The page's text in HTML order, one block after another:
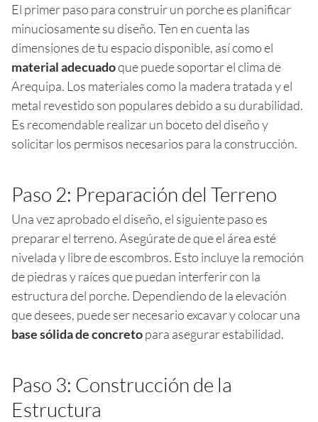
El primer paso para construir un porche es planificar
minuciosamente su diseño. Ten en cuenta las
dimensiones de tu espacio disponible, así como el
material adecuadoque puede soportar el clima de
Arequipa. Los materiales como la madera tratada y el
metal revestido son populares debido a su durabilidad.
Es recomendable realizar un boceto del diseño y
solicitar los permisos necesarios para la construcción.
Paso 2: Preparación del Terreno
Una vez aprobado el diseño, el siguiente paso es
preparar el terreno. Asegúrate de que el área esté
nivelada y libre de escombros. Esto incluye la remoción
de piedras y raíces que puedan interferir con la
estructura del porche. Dependiendo de la elevación
que desees, puede ser necesario excavar y colocar una
base sólida de concretopara asegurar estabilidad.
Paso 3: Construcción de la
Estructura